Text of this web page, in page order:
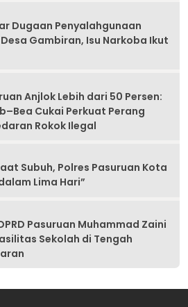
Dugaan Penyalahgunaan
Gambiran, Isu Narkoba Ikut
Anjlok Lebih dari 50 Persen:
Cukai Perkuat Perang
Rokok Ilegal
Subuh, Polres Pasuruan Kota
Lima Hari”
Pasuruan Muhammad Zaini
Sekolah di Tengah